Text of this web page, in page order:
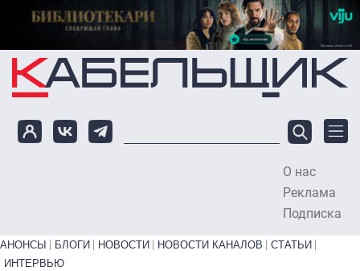
Перейти к основному содержанию
О нас
Реклама
Подписка
Primary links bottom
АНОНСЫ БЛОГИ НОВОСТИ НОВОСТИ КАНАЛОВ
СТАТЬИ
ИНТЕРВЬЮ